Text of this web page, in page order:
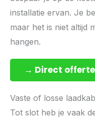
installatie ervan. Je
maar het is niet altijd
hangen.
→ Direct
Vaste of losse
Tot slot heb je vaak